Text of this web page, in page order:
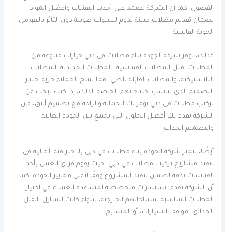
الفصول. كما أن الشركة تعتمد على أحدث التقنيات وأفضل المواد
لضمان تقديم مظلات متينة تدوم لسنوات طويلة دون التأثر بالعوامل
الجوية القاسية.
كذلك، توفر شركة الجودة بناء مظلات في دبي خيارات متنوعة من
المظلات، مثل المظلات القماشية، المظلات الحديدية، المظلات
البلاستيكية، والمظلات القابلة للطي، مما يمنح العملاء حرية اختيار
التصميم الذي يناسب احتياجاتهم الخاصة. لذلك، إذا كنت تبحث عن
تركيب مظلات في دبي توفر لك الحماية والراحة مع تصميم أنيق، فإن
الشركة تقدم لك أفضل الحلول التي تجمع بين الجودة العالية
والتصميم الجذاب.
أيضًا، تتميز شركة الجودة بناء مظلات في دبي بالاحترافية العالية في
تنفيذ مشاريع تركيب مظلات في دبي، حيث يقوم فريق العمل بأخذ
القياسات بدقة لضمان تنفيذ المشروع وفقًا لأعلى معايير الجودة. كما
أن الشركة تقدم استشارات متخصصة لمساعدة العملاء في اختيار
المظلات المناسبة لمساحاتهم الخارجية، سواء كانت للمنازل، الفلل،
الحدائق، مواقف السيارات، أو المسابح.